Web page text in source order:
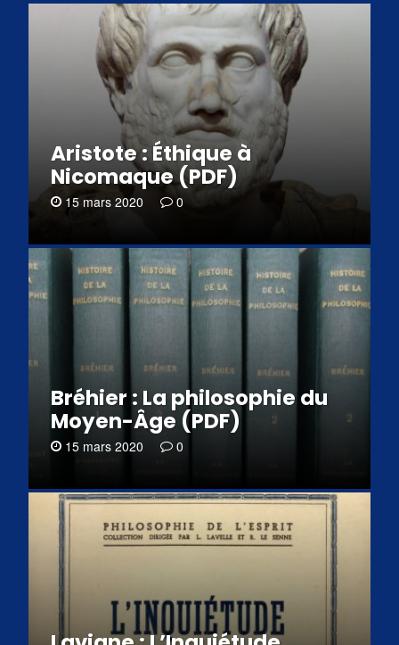
Aristote : Éthique à
Nicomaque (PDF)
15 mars 2020 0
Bréhier : La philosophie du
Moyen-Âge (PDF)
15 mars 2020 0